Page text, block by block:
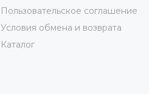
Пользовательское соглашение
Условия обмена и возврата
Каталог